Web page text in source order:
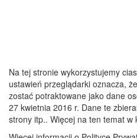
Na tej stronie wykorzystujemy
ustawień przeglądarki oznacza,
zostać potraktowane jako dane
27 kwietnia 2016 r. Dane te
strony itp.. Więcej na ten temat